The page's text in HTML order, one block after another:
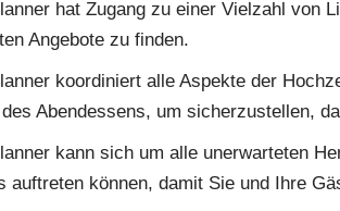
hat Zugang zu einer Vielzahl von
Angebote zu finden.
koordiniert alle Aspekte der
des Abendessens, um sicherzustellen,
kann sich um alle unerwarteten
auftreten können, damit Sie und Ihre